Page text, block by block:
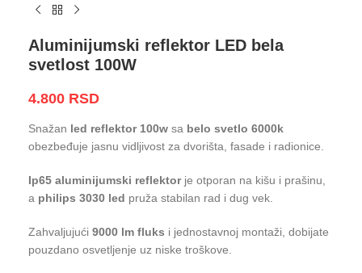
Aluminijumski reflektor LED bela
svetlost 100W
4.800 RSD
Snažan led reflektor 100w sa belo svetlo 6000k
obezbeđuje jasnu vidljivost za dvorišta, fasade i radionice.
Ip65 aluminijumski reflektorje otporan na kišu i prašinu,
a philips 3030 led pruža stabilan rad i dug vek.
Zahvaljujući 9000 lm fluks i jednostavnoj montaži, dobijate
pouzdano osvetljenje uz niske troškove.